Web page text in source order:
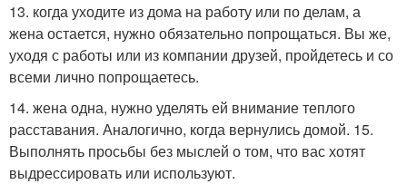
13. когда уходите из дома на работу или по делам, а
жена остается, нужно обязательно попрощаться. Вы же,
уходя с работы или из компании друзей, пройдетесь и со
всеми лично попрощаетесь.
14. жена одна, нужно уделять ей внимание теплого
расставания. Аналогично, когда вернулись домой. 15.
Выполнять просьбы без мыслей о том, что вас хотят
выдрессировать или используют.